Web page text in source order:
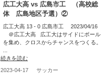
広工大高 vs 広島市工 （高校総
体 広島地区予選）②
広工大高 13 - 0 広島市工 2023/04/16
＠広工大高 広工大はサイドにボール
を集め、クロスからチャンスをつくる。
続きを読む
2023-04-17
サッカー